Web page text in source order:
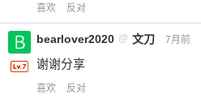
喜欢 反对
bearlover2020 @ 文刀 7月前
谢谢分享
喜欢 反对